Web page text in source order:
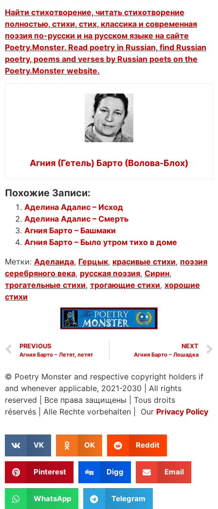
Найти стихотворение, читать стихотворение
полностью, стихи, стих, классика и современная
поэзия по-русски и на русском языке на сайте
Poetry.Monster. Read poetry in Russian, find Russian
poetry, poems and verses by Russian poets on the
Poetry.Monster website.
Агния (Гетель) Барто (Волова-Блох)
Похожие Записи:
Аделина Адалис – Исход
Аделина Адалис – Смерть
Агния Барто – Башмаки
Агния Барто – Было утром тихо в доме
Метки: Аделаида, Герцык, красивые стихи, поэзия
серебряного века, русская поэзия, Сирин,
трогательные стихи, трогающие стихи, хорошие
стихи
PREVIOUS
Агния Барто – Летят, летят
NEXT
Агния Барто – Лошадка
© Poetry Monster and respective copyright holders if
and whenever applicable, 2021-2030
All rights
reserved
Все права защищены
Tous droits
réservés
Alle Rechte vorbehalten | Our Privacy Policy
VK OK Reddit
Pinterest Digg Email
WhatsApp Telegram